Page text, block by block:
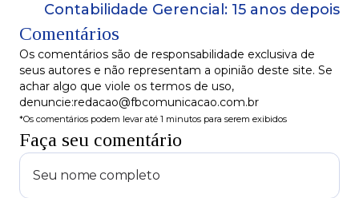
Contabilidade Gerencial: 15 anos depois
Comentários
Os comentários são de responsabilidade exclusiva de
seus autores e não representam a opinião deste site. Se
achar algo que viole os termos de uso,
denuncie:redacao@fbcomunicacao.com.br
*Os comentários podem levar até 1 minutos para serem exibidos
Faça seu comentário